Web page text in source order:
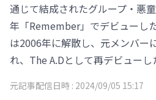
通じて結成されたグループ・悪
年「Remember」でデビューし
は2006年に解散し、元メンバー
れ、The A.Dとして再デビューし
元記事配信日時 : 2024/09/05 15:17